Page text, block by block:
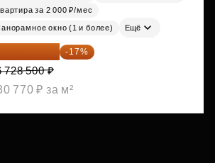
за 2 000 ₽/мес
окно (1 и более) Ещё
184 655 ₽ -17%
728 500 ₽
770 ₽ за м²